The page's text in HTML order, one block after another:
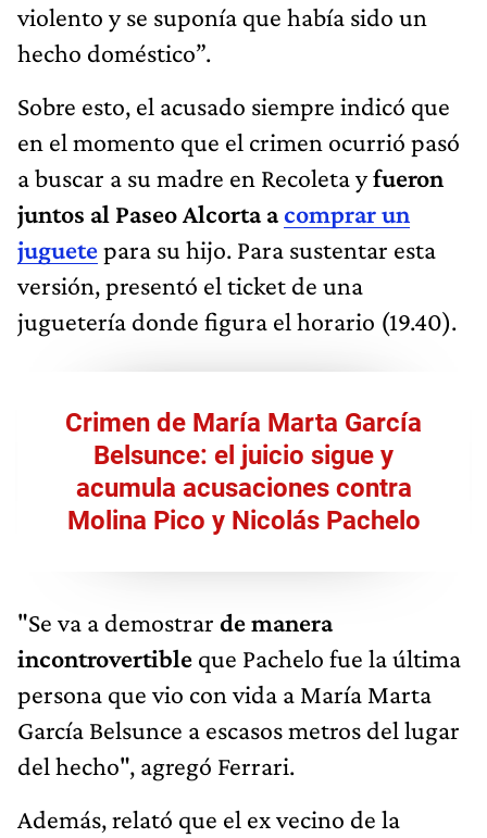
violento y se suponía que había sido un
hecho doméstico”.
Sobre esto, el acusado siempre indicó que
en el momento que el crimen ocurrió pasó
a buscar a su madre en Recoleta yfueron
juntos al Paseo Alcorta acomprar un
juguetepara su hijo. Para sustentar esta
versión, presentó el ticket de una
juguetería donde figura el horario (19.40).
Crimen de María Marta García
Belsunce: el juicio sigue y
acumula acusaciones contra
Molina Pico y Nicolás Pachelo
"Se va a demostrar de manera
incontrovertible que Pachelo fue la última
persona que vio con vida a María Marta
García Belsunce a escasos metros del lugar
del hecho", agregó Ferrari.
Además, relató que el ex vecino de la